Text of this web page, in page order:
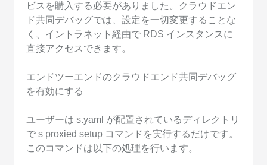
ビスを購入する必要がありました。クラウドエン
ド共同デバッグでは、設定を一切変更することな
く、イントラネット経由で RDS インスタンスに
直接アクセスできます。
エンドツーエンドのクラウドエンド共同デバッグ
を有効にする
ユーザーは s.yaml が配置されているディレクトリ
で s proxied setup コマンドを実行するだけです。
このコマンドは以下の処理を行います。